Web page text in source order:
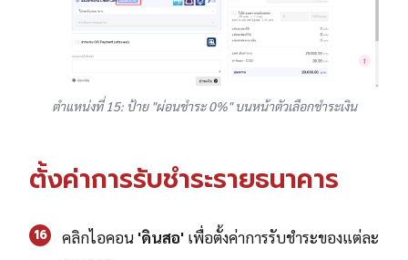
ตำแหน่งที่ 15: ป้าย "ผ่อนชำระ 0%" บนหน้าตัวเลือกชำระเงิน
ตั้งค่าการรับชำระรายธนาคาร
16 คลิกไอคอน 'ดินสอ' เพื่อตั้งค่าการรับชำระของแต่ละ